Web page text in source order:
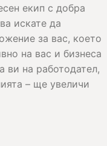
екип с добра
искате да
за вас, което
на вас и бизнеса
на работодател,
– ще увеличи